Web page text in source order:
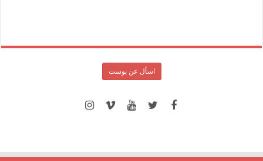
اسأل عن بوست